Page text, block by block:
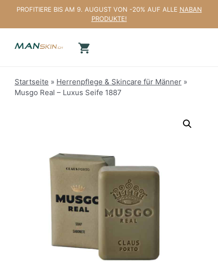
springen
PROFITIERE BIS AM 9. AUGUST VON -20% AUF ALLE NABAN
PRODUKTE!
Startseite » Herrenpflege & Skincare für Männer »
Musgo Real – Luxus Seife 1887